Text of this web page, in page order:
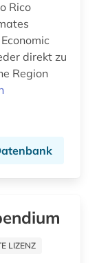
Rico
direkt zu
Region
LIZENZ